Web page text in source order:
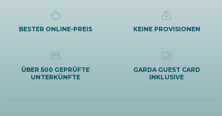
BESTER ONLINE-PREIS KEINE PROVISIONEN
ÜBER 500 GEPRÜFTE
UNTERKÜNFTE
GARDA GUEST CARD
INKLUSIVE